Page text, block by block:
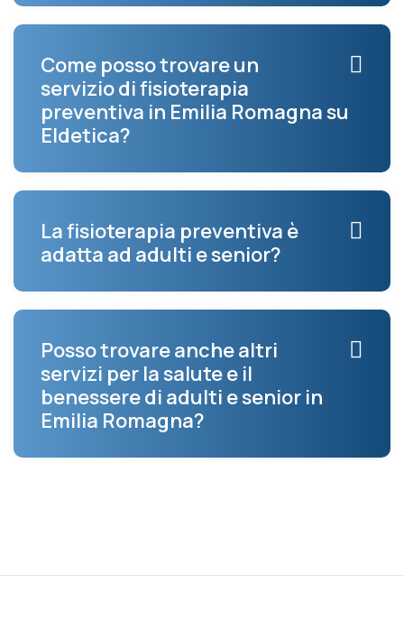
Come posso trovare un
servizio di fisioterapia
preventiva in Emilia Romagna su
Eldetica?
La fisioterapia preventiva è
adatta ad adulti e senior?
Posso trovare anche altri
servizi per la salute e il
benessere di adulti e senior in
Emilia Romagna?